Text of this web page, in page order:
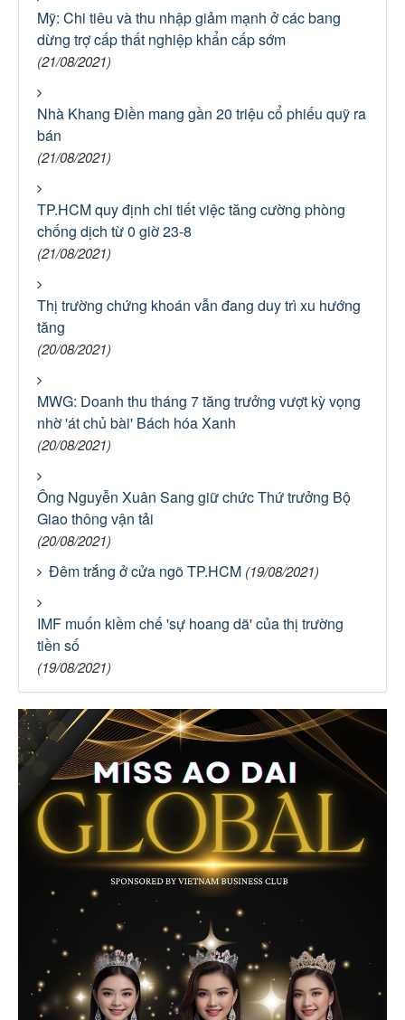
Mỹ: Chi tiêu và thu nhập giảm mạnh ở các bang
dừng trợ cấp thất nghiệp khẩn cấp sớm
(21/08/2021)
Nhà Khang Điền mang gần 20 triệu cổ phiếu quỹ ra
bán
(21/08/2021)
TP.HCM quy định chi tiết việc tăng cường phòng
chống dịch từ 0 giờ 23-8
(21/08/2021)
Thị trường chứng khoán vẫn đang duy trì xu hướng
tăng
(20/08/2021)
MWG: Doanh thu tháng 7 tăng trưởng vượt kỳ vọng
nhờ 'át chủ bài' Bách hóa Xanh
(20/08/2021)
Ông Nguyễn Xuân Sang giữ chức Thứ trưởng Bộ
Giao thông vận tải
(20/08/2021)
Đêm trắng ở cửa ngõ TP.HCM (19/08/2021)
IMF muốn kiềm chế 'sự hoang dã' của thị trường
tiền số
(19/08/2021)